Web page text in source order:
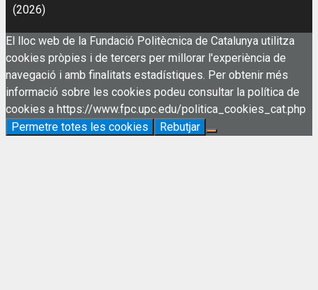
(2026)
El lloc web de la Fundació Politècnica de Catalunya utilitza
cookies pròpies i de tercers per millorar l'experiència de
navegació i amb finalitats estadístiques. Per obtenir més
informació sobre les cookies podeu consultar la política de
cookies a https://www.fpc.upc.edu/politica_cookies_cat.php
Permetre totes les cookies
Rebutjar